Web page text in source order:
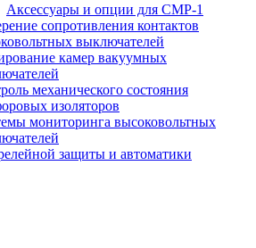
Аксессуары и опции для СМР-1
сопротивления контактов
выключателей
камер вакуумных
механического состояния
изоляторов
мониторинга высоковольтных
защиты и автоматики